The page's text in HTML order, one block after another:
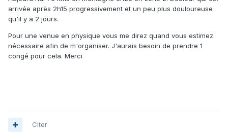
arrivée après 2h15 progressivement et un peu plus douloureuse
qu'il y a 2 jours.
Pour une venue en physique vous me direz quand vous estimez
nécessaire afin de m'organiser. J'aurais besoin de prendre 1
congé pour cela. Merci
Citer